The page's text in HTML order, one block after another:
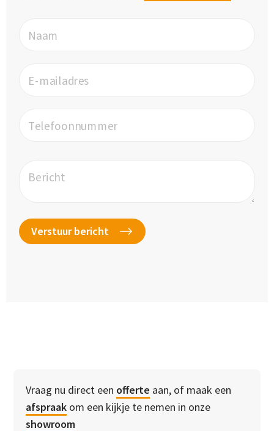
Naam
E-mailadres
Telefoonnummer
Bericht
Vraag nu direct een offerte aan, of maak een
afspraak om een kijkje te nemen in onze
showroom